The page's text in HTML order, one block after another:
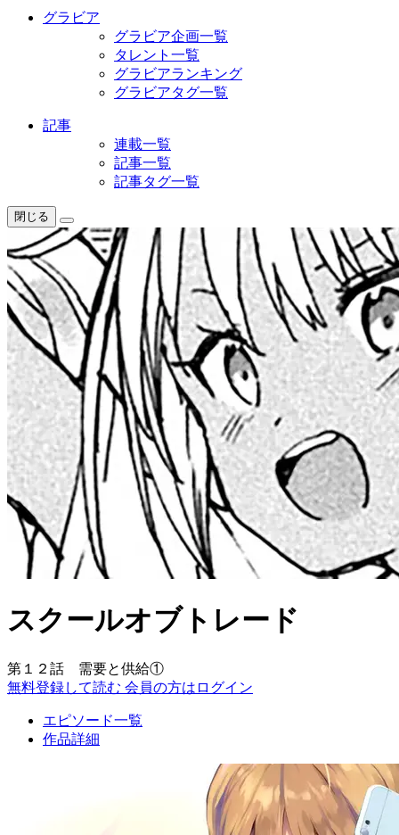
グラビア
グラビア企画一覧
タレント一覧
グラビアランキング
グラビアタグ一覧
記事
連載一覧
記事一覧
記事タグ一覧
閉じる
スクールオブトレード
第１２話 需要と供給①
無料登録して読む 会員の方はログイン
エピソード一覧
作品詳細